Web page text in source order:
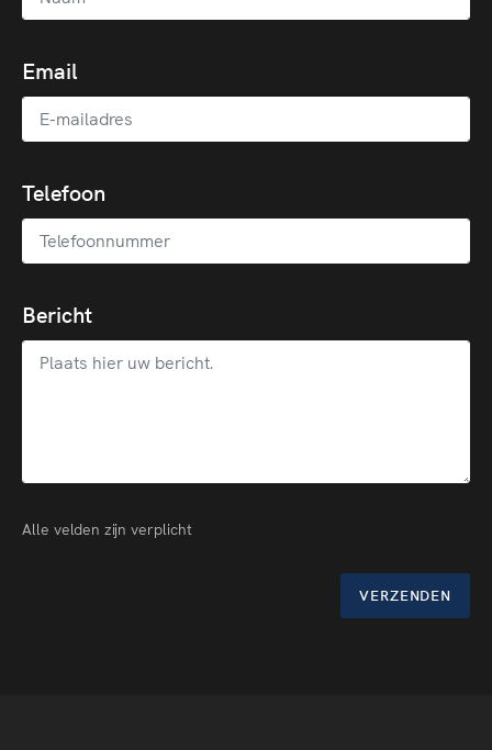
Email
Telefoon
Bericht
Alle velden zijn verplicht
VERZENDEN